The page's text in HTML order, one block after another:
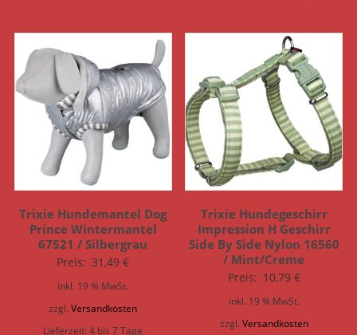
Trixie Hundemantel Dog
Prince Wintermantel
67521 / Silbergrau
Preis: 31,49€
inkl. 19 % MwSt.
zzgl.Versandkosten
Lieferzeit:4 bis 7 Tage
Trixie Hundegeschirr
Impression H Geschirr
Side By Side Nylon 16560
/ Mint/Creme
Preis: 10,79 €
inkl. 19 % MwSt.
zzgl. Versandkosten